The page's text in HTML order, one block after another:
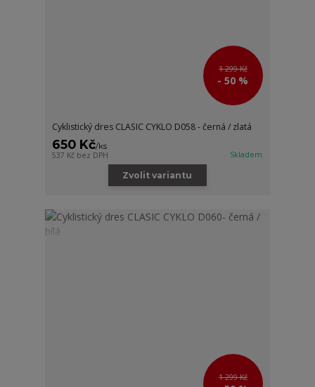
1 299 Kč
- 50 %
Cyklistický dres CLASIC CYKLO D058 - černá / zlatá
650 Kč/ks
537 Kč bez DPH Skladem
Zvolit variantu
1 299 Kč